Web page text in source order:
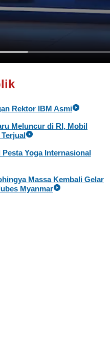
Rektor IBM Asmi
Meluncur di RI, Mobil
Pesta Yoga Internasional
Massa Kembali Gelar
Myanmar